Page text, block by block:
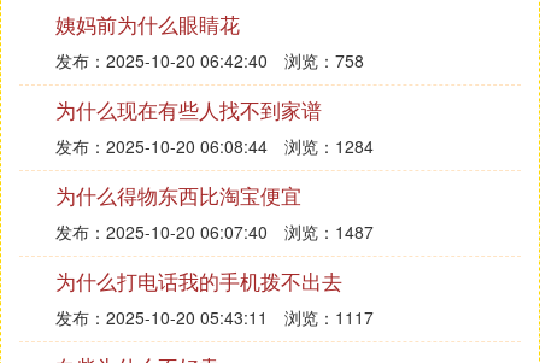
姨妈前为什么眼睛花
发布：2025-10-20 06:42:40 浏览：758
为什么现在有些人找不到家谱
发布：2025-10-20 06:08:44 浏览：1284
为什么得物东西比淘宝便宜
发布：2025-10-20 06:07:40 浏览：1487
为什么打电话我的手机拨不出去
发布：2025-10-20 05:43:11 浏览：1117